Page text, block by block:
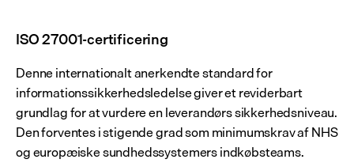
ISO 27001-certificering
Denne internationalt anerkendte standard for
informationssikkerhedsledelse giver et reviderbart
grundlag for at vurdere en leverandørs sikkerhedsniveau.
Den forventes i stigende grad som minimumskrav af NHS
og europæiske sundhedssystemers indkøbsteams.